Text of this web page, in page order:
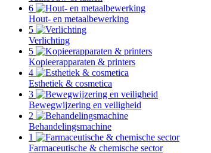
6
Hout- en metaalbewerking
5
Verlichting
5
Kopieerapparaten & printers
4
Esthetiek & cosmetica
3
Bewegwijzering en veiligheid
2
Behandelingsmachine
1
Farmaceutische & chemische sector